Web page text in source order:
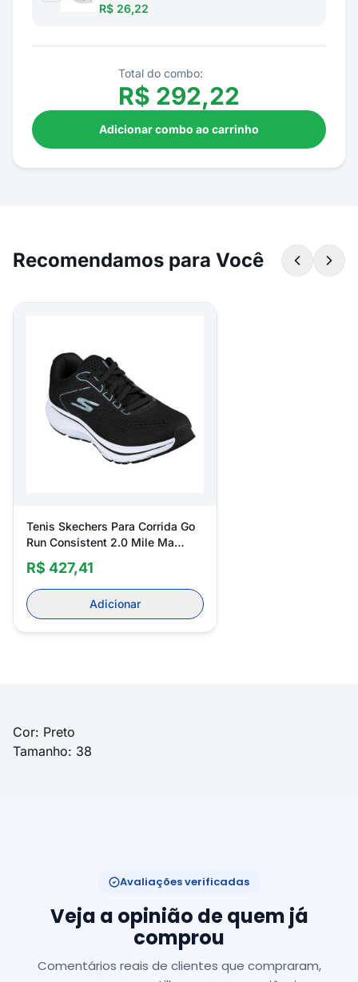
R$ 26,22
Total do combo:
R$ 292,22
Adicionar combo ao carrinho
Recomendamos para Você
Tenis Skechers Para Corrida Go
Run Consistent 2.0 Mile Ma
128607br Feminino
R$ 427,41
Adicionar
Cor: Preto
Tamanho: 38
Avaliações verificadas
Veja a opinião de quem já
comprou
Comentários reais de clientes que compraram,